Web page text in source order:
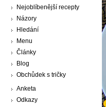
Nejoblíbenější recepty
Názory
Hledání
Menu
Články
Blog
Obchůdek s tričky
Anketa
Odkazy